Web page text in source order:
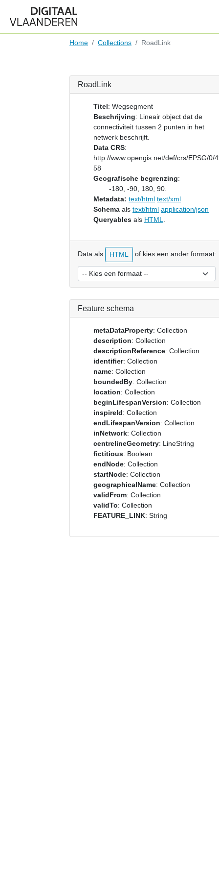
Home Collections RoadLink
RoadLink
Titel: Wegsegment
Beschrijving: Lineair object dat de
connectiviteit tussen 2 punten in het
netwerk beschrijft.
Data CRS:
http://www.opengis.net/def/crs/EPSG/0/
58
Geografische begrenzing:
-180, -90, 180, 90.
Metadata: text/html text/xml
Schema als text/html application/json
Queryables als HTML
Data als HTML of kies een ander formaat:
Feature schema
metaDataProperty: Collection
description: Collection
descriptionReference: Collection
identifier: Collection
name: Collection
boundedBy: Collection
location: Collection
beginLifespanVersion: Collection
inspireId: Collection
endLifespanVersion: Collection
inNetwork: Collection
centrelineGeometry: LineString
fictitious: Boolean
endNode: Collection
startNode: Collection
geographicalName: Collection
validFrom: Collection
validTo: Collection
FEATURE_LINK: String